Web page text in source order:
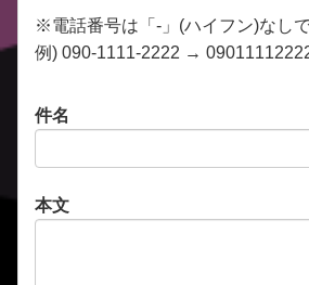
※電話番号は「-」(ハイフン)なし
例) 090-1111-2222 →
件名
本文